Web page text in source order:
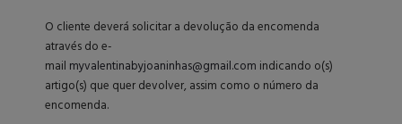
O cliente deverá solicitar a devolução da encomenda
através do e-
mail myvalentinabyjoaninhas@gmail.com indicando o(s)
artigo(s) que quer devolver, assim como o número da
encomenda.